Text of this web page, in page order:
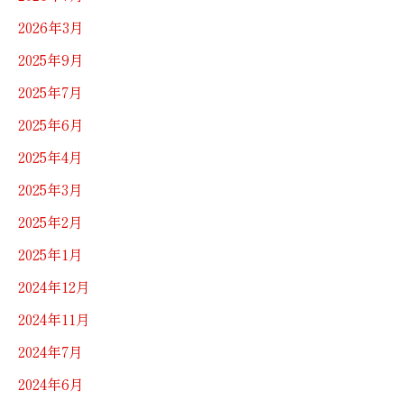
2026年3月
2025年9月
2025年7月
2025年6月
2025年4月
2025年3月
2025年2月
2025年1月
2024年12月
2024年11月
2024年7月
2024年6月